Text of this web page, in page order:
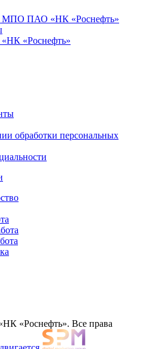
МПО ПАО «НК «Роснефть»
«Роснефть»
обработки персональных
«Роснефть». Все права